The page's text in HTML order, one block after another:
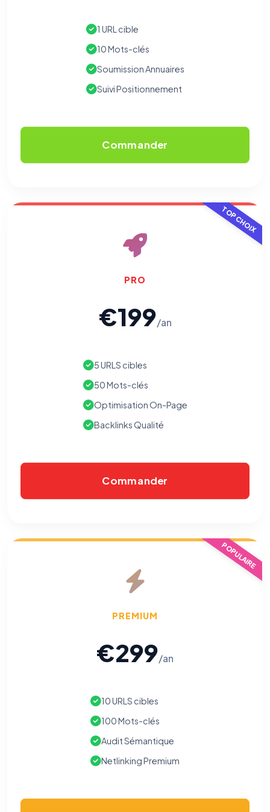
1 URL cible
10 Mots-clés
Soumission Annuaires
Suivi Positionnement
Commander
TOP CHOIX
PRO
€199/an
5 URLS cibles
50 Mots-clés
Optimisation On-Page
Backlinks Qualité
Commander
POPULAIRE
PREMIUM
€299/an
10 URLS cibles
100 Mots-clés
Audit Sémantique
Netlinking Premium